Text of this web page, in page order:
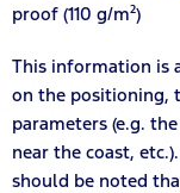
proof (110 g/m²)
This information is
on the positioning,
parameters (e.g.
near the coast,
should be noted